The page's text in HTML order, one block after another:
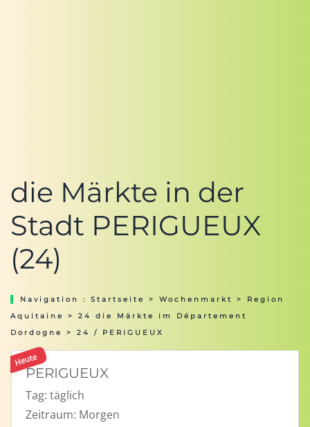
die Märkte in der
Stadt PERIGUEUX
(24)
Navigation : Startseite > Wochenmarkt > Region
Aquitaine
> 24 die Märkte im Département
Dordogne
> 24 / PERIGUEUX
Heute
PERIGUEUX
Tag: täglich
Zeitraum: Morgen